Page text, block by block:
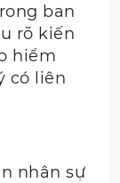
ban
rõ kiến
hiểm
có liên
nhân sự